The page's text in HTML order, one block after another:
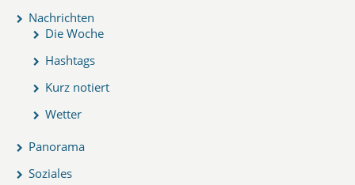
Nachrichten
Die Woche
Hashtags
Kurz notiert
Wetter
Panorama
Soziales